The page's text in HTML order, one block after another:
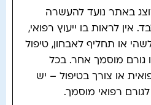
באתר נועד להעשרה
אין לראות בו ייעוץ רפואי,
או תחליף לאבחון, טיפול
גורם מוסמך אחר. בכל
או צורך בטיפול – יש
רפואי מוסמך.